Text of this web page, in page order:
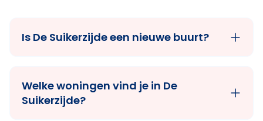
Is De Suikerzijde een nieuwe buurt?
Welke woningen vind je in De
Suikerzijde?